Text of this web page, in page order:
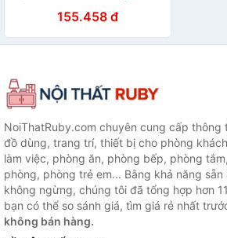
kèm hình dán dễ thương) -
HENRYSA
155.458 đ
NoiThatRuby.com chuyên cung cấp thông
đồ dùng, trang trí, thiết bị cho phòng
làm việc, phòng ăn, phòng bếp, phòng
phòng, phòng trẻ em... Bằng khả năng
không ngừng, chúng tôi đã tổng hợp hơn
bạn có thể so sánh giá, tìm giá rẻ nhất
không bán hàng.